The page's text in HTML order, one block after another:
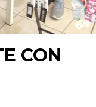
CON